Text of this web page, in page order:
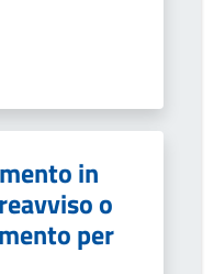
in
o
per